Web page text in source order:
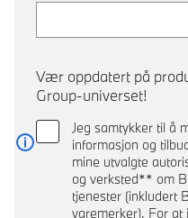
Vær oppdatert på
Group-universet!
Jeg samtykker til å
informasjon og
mine utvalgte
og verksted** om
tjenester (inkludert
varemerker). For at
Les mer